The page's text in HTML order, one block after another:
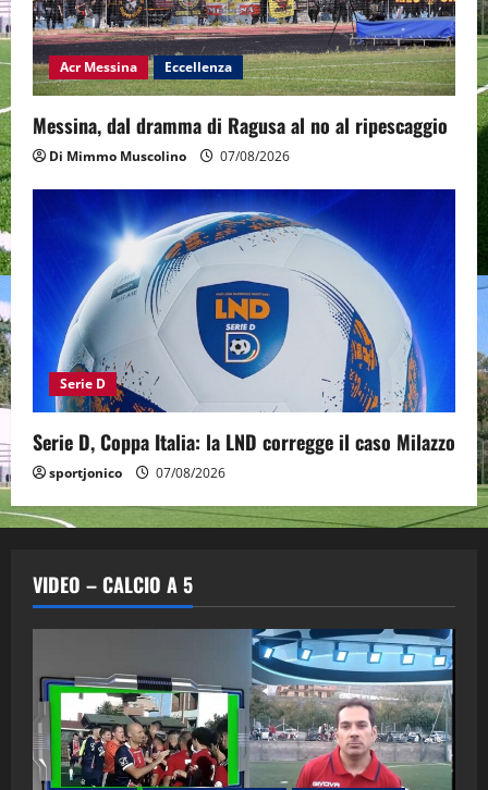
Acr Messina Eccellenza
Messina, dal dramma di Ragusa al no al ripescaggio
Di Mimmo Muscolino 07/08/2026
Serie D
Serie D, Coppa Italia: la LND corregge il caso Milazzo
sportjonico 07/08/2026
VIDEO – CALCIO A 5